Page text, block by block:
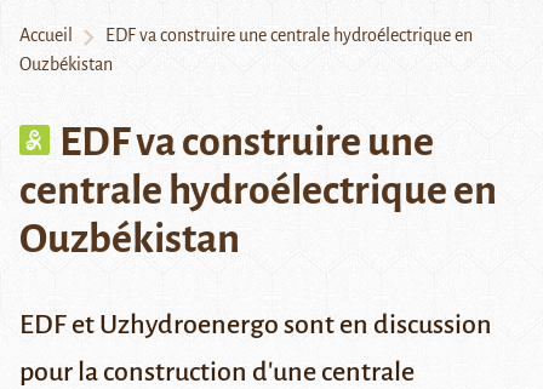
Accueil
EDF va construire une centrale hydroélectrique en
Ouzbékistan
EDF va construire une
centrale hydroélectrique en
Ouzbékistan
EDF et Uzhydroenergo sont en discussion
pour la construction d'unecentrale